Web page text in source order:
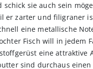
sie auch sein
er zarter und filigraner
eine metallische
Fisch will in jedem
eine attraktive
sind durchaus einen